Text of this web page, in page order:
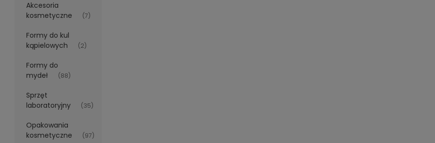
Akcesoria
kosmetyczne
(7)
Formy do kul
kąpielowych
(2)
Formy do
mydeł
(88)
Sprzęt
laboratoryjny
(35)
Opakowania
kosmetyczne
(97)